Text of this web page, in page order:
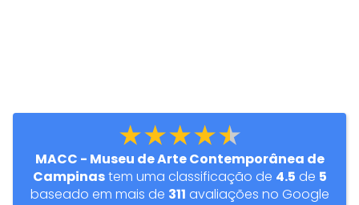
★★★★★
MACC - Museu de Arte Contemporânea de
Campinastem uma classificação de 4.5 de 5
baseado em mais de 311 avaliações no Google